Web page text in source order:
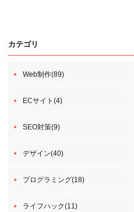
カテゴリ
Web制作(89)
ECサイト(4)
SEO対策(9)
デザイン(40)
プログラミング(18)
ライフハック(11)